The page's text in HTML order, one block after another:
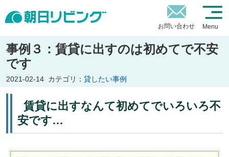
お問い合わせ Menu
事例３：賃貸に出すのは初めてで不安
です
2021-02-14 カテゴリ： 貸したい事例
賃貸に出すなんて初めてでいろいろ不
安です…